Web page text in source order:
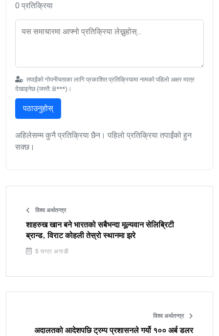
0 प्रतिक्रिया
तपाईंको गोपनीयताका लागि प्रकाशित प्रतिक्रियामा नामको पहिलो अक्षर मात्र
देखाइनेछ (जस्तै: B***)।
पठाउनुहोस्
अहिलेसम्म कुनै प्रतिक्रिया छैन। पहिलो प्रतिक्रिया तपाईंको हुन
सक्छ।
विश्व अर्थतन्त्र
शाहरुख खान बने भारतको सबैभन्दा मूल्यवान सेलिब्रिटी
ब्रान्ड, विराट कोहली तेस्रो स्थानमा झरे
5 घण्टा अगाडी
विश्व अर्थतन्त्र
अदालतको आदेशपछि ट्रम्प प्रशासनले गर्यो १०० अर्ब डलर